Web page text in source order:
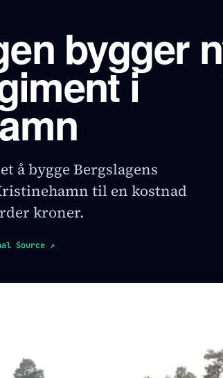
bygger
i
å bygge Bergslagens
til en kostnad
kroner.
Source ↗